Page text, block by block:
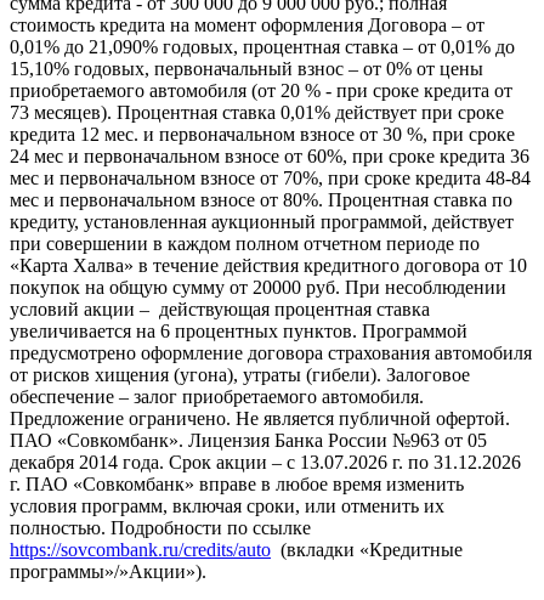
стоимость кредита на момент оформления Договора – от
0,01% до 21,090% годовых, процентная ставка – от 0,01% до
15,10% годовых, первоначальный взнос – от 0% от цены
приобретаемого автомобиля (от 20 % - при сроке кредита от
73 месяцев). Процентная ставка 0,01% действует при сроке
кредита 12 мес. и первоначальном взносе от 30 %, при сроке
24 мес и первоначальном взносе от 60%, при сроке кредита 36
мес и первоначальном взносе от 70%, при сроке кредита 48-84
мес и первоначальном взносе от 80%. Процентная ставка по
кредиту, установленная аукционный программой, действует
при совершении в каждом полном отчетном периоде по
«Карта Халва» в течение действия кредитного договора от 10
покупок на общую сумму от 20000 руб. При несоблюдении
условий акции – действующая процентная ставка
увеличивается на 6 процентных пунктов. Программой
предусмотрено оформление договора страхования автомобиля
от рисков хищения (угона), утраты (гибели). Залоговое
обеспечение – залог приобретаемого автомобиля.
Предложение ограничено. Не является публичной офертой.
ПАО «Совкомбанк». Лицензия Банка России №963 от 05
декабря 2014 года. Срок акции – с 13.07.2026 г. по 31.12.2026
г. ПАО «Совкомбанк» вправе в любое время изменить
условия программ, включая сроки, или отменить их
полностью. Подробности по ссылке
https://sovcombank.ru/credits/auto (вкладки «Кредитные
программы»/»Акции»).